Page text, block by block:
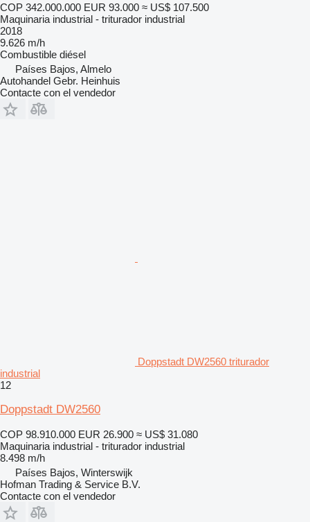
COP 342.000.000 EUR 93.000 ≈ US$ 107.500
Maquinaria industrial - triturador industrial
2018
9.626 m/h
Combustible diésel
Países Bajos, Almelo
Autohandel Gebr. Heinhuis
Contacte con el vendedor
Doppstadt DW2560 triturador
industrial
12
Doppstadt DW2560
COP 98.910.000 EUR 26.900 ≈ US$ 31.080
Maquinaria industrial - triturador industrial
8.498 m/h
Países Bajos, Winterswijk
Hofman Trading & Service B.V.
Contacte con el vendedor